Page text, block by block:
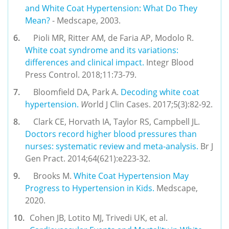
and White Coat Hypertension: What Do They
Mean?- Medscape, 2003.
Pioli MR, Ritter AM, de Faria AP, Modolo R.
White coat syndrome and its variations:
differences and clinical impact. Integr Blood
Press Control. 2018;11:73-79.
Bloomfield DA, Park A. Decoding white coat
hypertension. World J Clin Cases. 2017;5(3):82-92.
Clark CE, Horvath IA, Taylor RS, Campbell JL.
Doctors record higher blood pressures than
nurses: systematic review and meta-analysis. Br J
Gen Pract. 2014;64(621):e223-32.
Brooks M. White Coat Hypertension May
Progress to Hypertension in Kids. Medscape,
2020.
Cohen JB, Lotito MJ, Trivedi UK, et al.